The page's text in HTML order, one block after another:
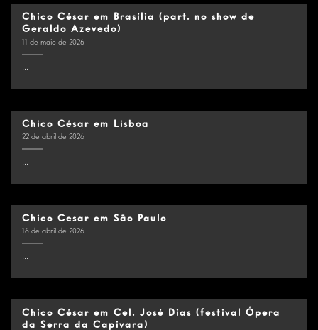
Chico César em Brasília (part. no show de
Geraldo Azevedo)
11 de maio de 2026
...
Chico César em Lisboa
22 de abril de 2026
Chico Cesar em São Paulo
16 de abril de 2026
...
Chico César em Cel. José Dias (festival Ópera
da Serra da Capivara)